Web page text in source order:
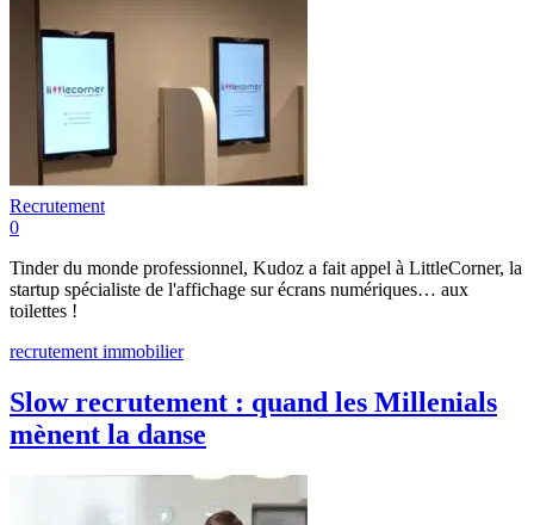
Recrutement
0
Tinder du monde professionnel, Kudoz a fait appel à LittleCorner, la
startup spécialiste de l'affichage sur écrans numériques… aux
toilettes !
recrutement immobilier
Slow recrutement : quand les Millenials
mènent la danse